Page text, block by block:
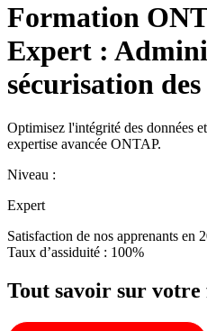
Formation
Expert :
sécurisation des
Optimisez l'intégrité des données
expertise avancée ONTAP.
Niveau :
Expert
Satisfaction de nos apprenants en
Taux d’assiduité : 100%
Tout savoir sur